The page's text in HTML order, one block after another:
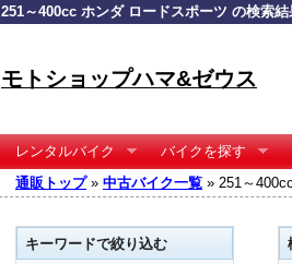
251～400cc ホンダ ロードスポーツ の検索結
モトショップハマ&ゼウス
レンタルバイク
バイクを探す
通販トップ» 中古バイク一覧 » 251～
キーワードで絞り込む